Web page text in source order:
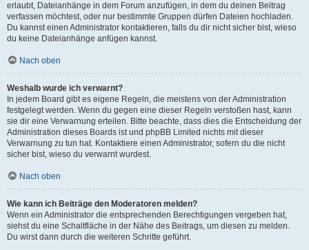
erlaubt, Dateianhänge in dem Forum anzufügen, in dem du deinen Beitrag
verfassen möchtest, oder nur bestimmte Gruppen dürfen Dateien hochladen.
Du kannst einen Administrator kontaktieren, falls du dir nicht sicher bist, wieso
du keine Dateianhänge anfügen kannst.
Nach oben
Weshalb wurde ich verwarnt?
In jedem Board gibt es eigene Regeln, die meistens von der Administration
festgelegt werden. Wenn du gegen eine dieser Regeln verstoßen hast, kann
sie dir eine Verwarnung erteilen. Bitte beachte, dass dies die Entscheidung der
Administration dieses Boards ist und phpBB Limited nichts mit dieser
Verwarnung zu tun hat. Kontaktiere einen Administrator, sofern du die nicht
sicher bist, wieso du verwarnt wurdest.
Nach oben
Wie kann ich Beiträge den Moderatoren melden?
Wenn ein Administrator die entsprechenden Berechtigungen vergeben hat,
siehst du eine Schaltfläche in der Nähe des Beitrags, um diesen zu melden.
Du wirst dann durch die weiteren Schritte geführt.